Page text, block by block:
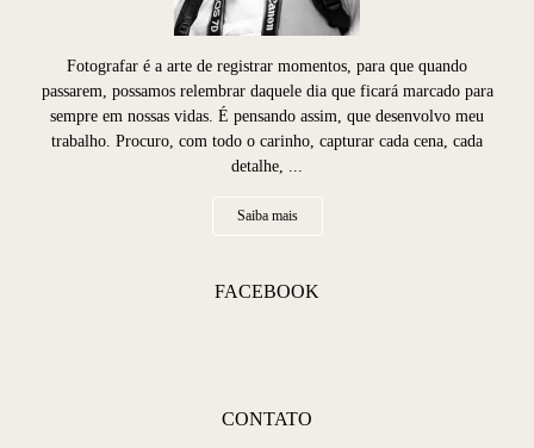
Fotografar é a arte de registrar momentos, para que quando
passarem, possamos relembrar daquele dia que ficará marcado para
sempre em nossas vidas. É pensando assim, que desenvolvo meu
trabalho. Procuro, com todo o carinho, capturar cada cena, cada
detalhe, ...
Saiba mais
FACEBOOK
CONTATO